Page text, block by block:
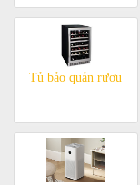
Tủ bảo quản rượu